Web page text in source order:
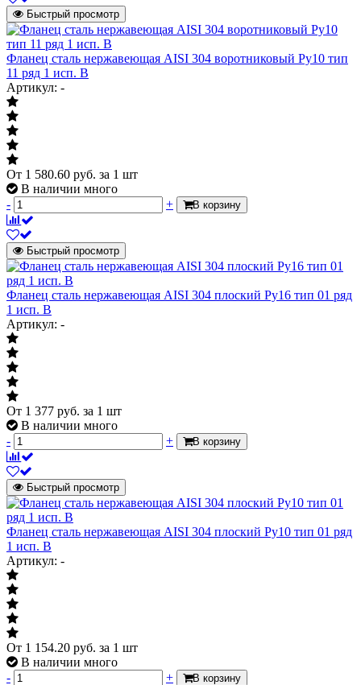
Быстрый просмотр
Фланец сталь нержавеющая AISI 304 воротниковый Ру10 тип
11 ряд 1 исп. B
Артикул: -
От 1 580.60 руб. за 1 шт
В наличии много
-
+ В корзину
Быстрый просмотр
Фланец сталь нержавеющая AISI 304 плоский Ру16 тип 01 ряд
1 исп. B
Артикул: -
От 1 377 руб. за 1 шт
В наличии много
-
+ В корзину
Быстрый просмотр
Фланец сталь нержавеющая AISI 304 плоский Ру10 тип 01 ряд
1 исп. B
Артикул: -
От 1 154.20 руб. за 1 шт
В наличии много
-
+ В корзину